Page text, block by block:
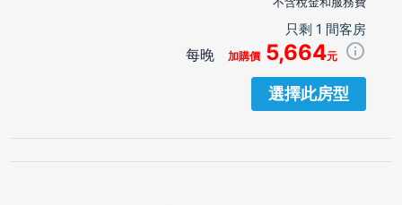
只剩 1 間客房
每晚 加購價 5,664元
選擇此房型